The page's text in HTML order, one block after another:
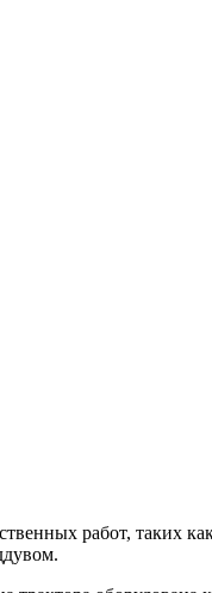
работ, таких